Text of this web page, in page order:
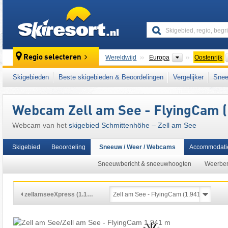
Regio selecteren Wereldwijd Europa Continenten
Oostenrijk
Dit skigebied ligt ook in: Glemmtal Alpin
centrale deel van de oostelijke Alpen
het
West-Europa, Midden-Europa, Europese
Skigebieden Beste skigebieden & Beoordelingen Vergelijker
Webcam Zell am See - FlyingCam
Webcam van het skigebied Schmittenhöhe – Zell am See
Skigebied Beoordeling Sneeuw / Weer / Webcams
Sneeuwbericht & sneeuwhoogten
zellamseeXpress (1.1…